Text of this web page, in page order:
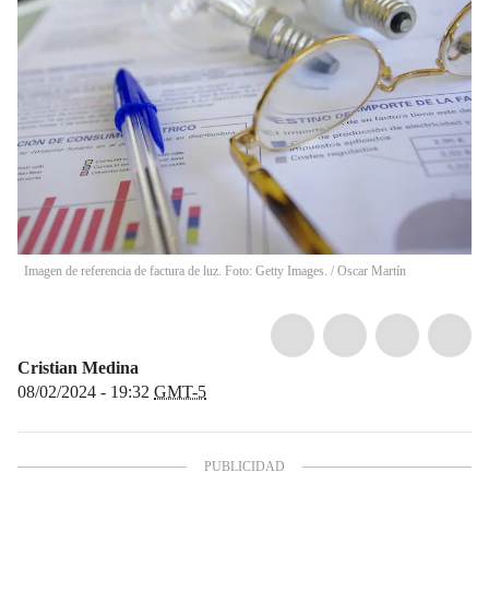
Imagen de referencia de factura de luz. Foto: Getty Images. / Oscar Martín
Cristian Medina
08/02/2024 - 19:32 GMT-5